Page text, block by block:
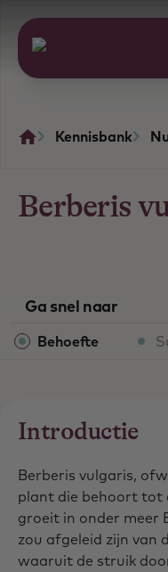
Kennisbank
Berberis
Ga snel naar
Behoefte
Introductie
Berberis vulgaris,
plant die behoort tot
groeit in onder meer
zou afgeleid zijn van
waaruit de struik